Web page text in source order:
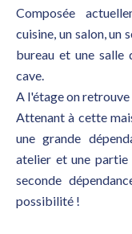
Composée
cuisine, un salon, un
bureau et une salle
cave.
A l'étage on retrouve
Attenant à cette
une grande
atelier et une partie
seconde
possibilité !